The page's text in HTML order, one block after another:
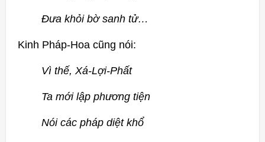
Đưa khỏi bờ sanh tử…
Kinh Pháp-Hoa cũng nói:
Vì thế, Xá-Lợi-Phất
Ta mới lập phương tiện
Nói các pháp diệt khổ